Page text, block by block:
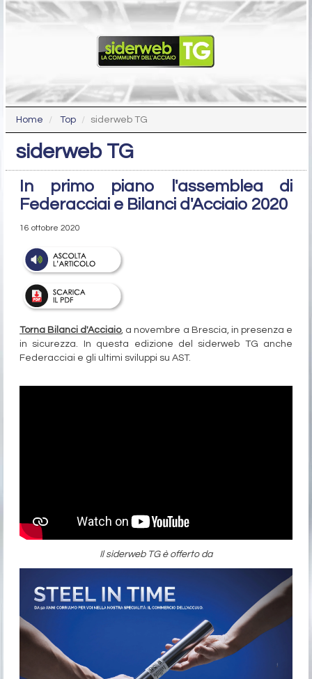
Home Top siderweb TG
siderweb TG
In primo piano l'assemblea di
Federacciai e Bilanci d'Acciaio 2020
16 ottobre 2020
Torna Bilanci d'Acciaio, a novembre a Brescia, in presenza e
in sicurezza. In questa edizione del siderweb TG anche
Federacciai e gli ultimi sviluppi su AST.
Il siderweb TG è offerto da